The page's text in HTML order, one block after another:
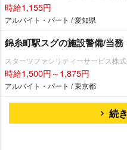
時給1,155円
アルバイト・パート / 愛知県
錦糸町駅スグの施設警備/当
スターツファシリティーサービス株
時給1,500円～1,875円
アルバイト・パート / 東京都
続